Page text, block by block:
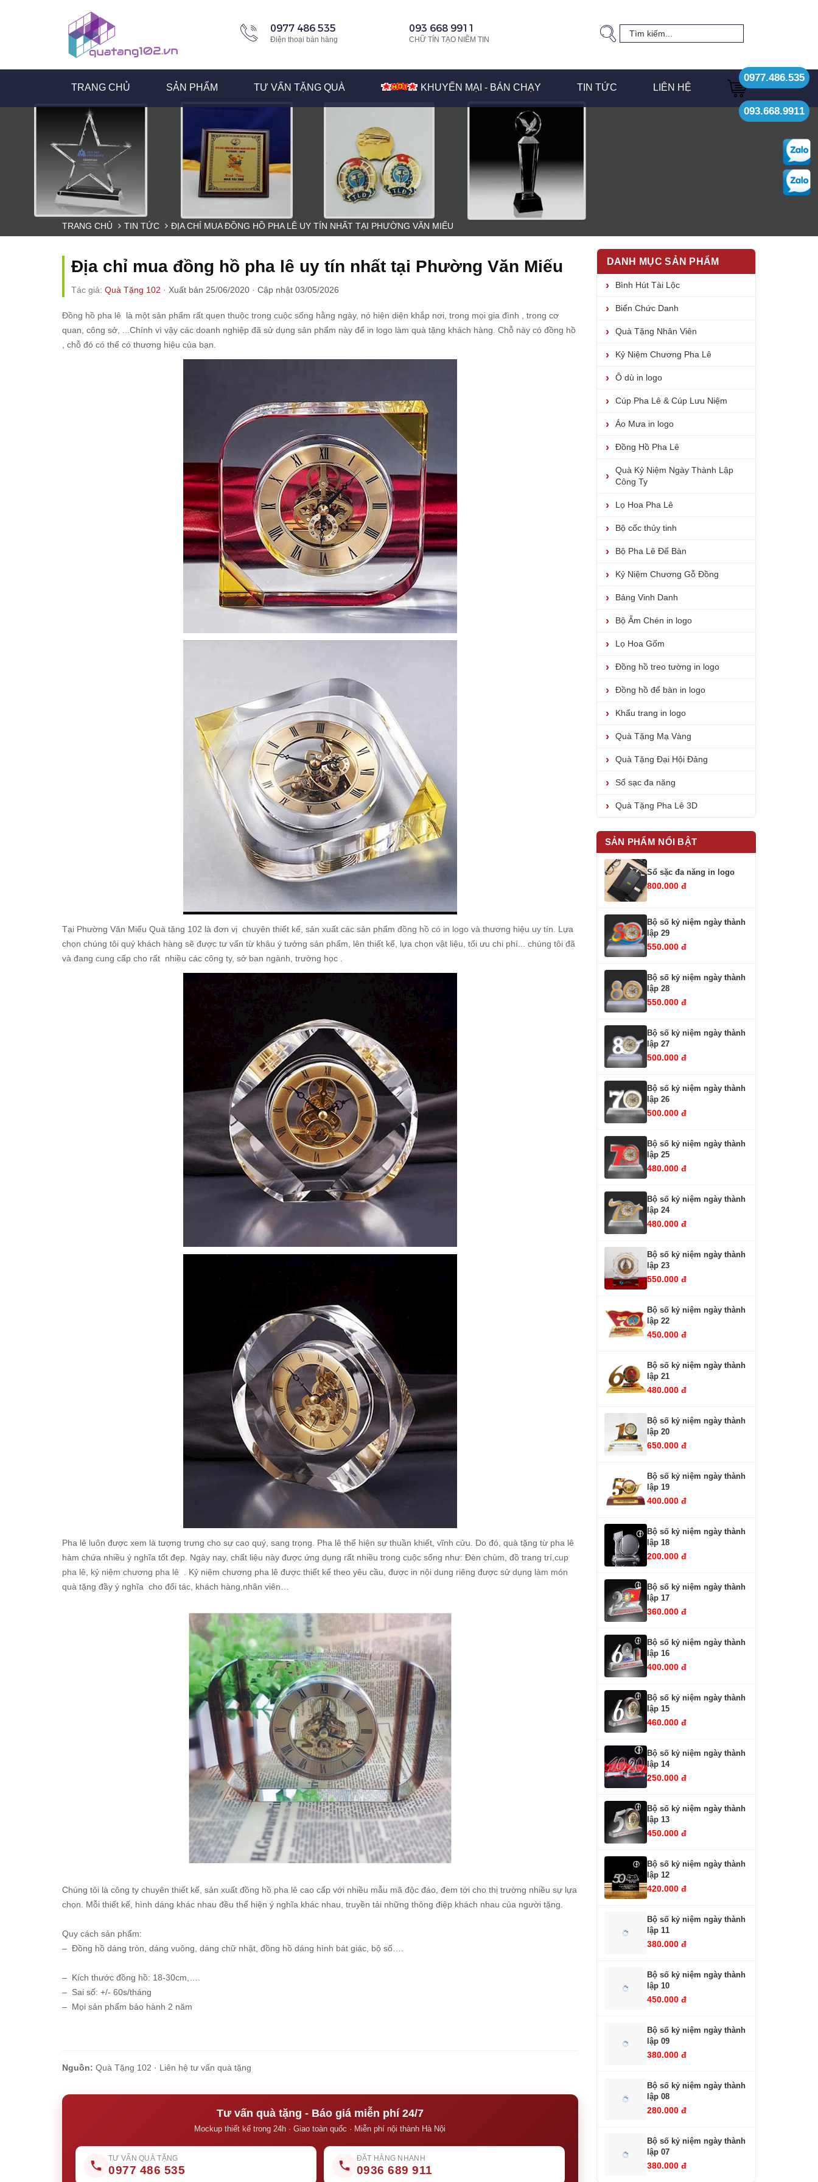
0977 486 535
Điện thoại bán hàng
093 668 9911
CHỮ TÍN TẠO NIỀM TIN
TRANG CHỦ SẢN PHẨM TƯ VẤN TẶNG QUÀ KHUYẾN MẠI - BÁN CHẠY TIN TỨC LIÊN HỆ
0977.486.535
093.668.9911
TRANG CHỦ TIN TỨC ĐỊA CHỈ MUA ĐỒNG HỒ PHA LÊ UY TÍN NHẤT TẠI PHƯỜNG VĂN MIẾU
Địa chỉ mua đồng hồ pha lê uy tín nhất tại Phường Văn Miếu
Tác giả: Quà Tặng 102 · Xuất bản 25/06/2020 · Cập nhật 03/05/2026
Đồng hồ pha lê là một sản phẩm rất quen thuộc trong cuộc sống hằng ngày, nó hiện diện khắp nơi, trong mọi gia đình , trong cơ
quan, công sở, ...Chính vì vậy các doanh nghiệp đã sử dụng sản phẩm này để in logo làm quà tặng khách hàng. Chỗ này có đồng hồ
, chỗ đó có thể có thương hiệu của bạn.
Tại Phường Văn Miếu Quà tặng 102 là đơn vị chuyên thiết kế, sản xuất các sản phẩm đồng hồ có in logo và thương hiệu uy tín. Lựa
chọn chúng tôi quý khách hàng sẽ được tư vấn từ khâu ý tưởng sản phẩm, lên thiết kế, lựa chọn vật liệu, tối ưu chi phí... chúng tôi đã
và đang cung cấp cho rất nhiều các công ty, sở ban ngành, trường học .
Pha lê luôn được xem là tượng trưng cho sự cao quý, sang trọng. Pha lê thể hiện sự thuần khiết, vĩnh cửu. Do đó, quà tặng từ pha lê
hàm chứa nhiều ý nghĩa tốt đẹp. Ngày nay, chất liệu này được ứng dụng rất nhiều trong cuộc sống như: Đèn chùm, đồ trang trí, cup
pha lê
kỷ niệm chương pha lê . Kỷ niệm chương pha lê được thiết kế theo yêu cầu, được in nội dung riêng được sử dụng làm món
quà tặng đầy ý nghĩa cho đối tác, khách hàng,nhân viên…
Chúng tôi là công ty chuyên thiết kế, sản xuất đồng hồ pha lê cao cấp với nhiều mẫu mã độc đáo, đem tới cho thị trường nhiều sự lựa
chọn. Mỗi thiết kế, hình dáng khác nhau đều thể hiện ý nghĩa khác nhau, truyền tải những thông điệp khách nhau của người tặng.
Quy cách sản phẩm:
– Đồng hồ dáng tròn, dáng vuông, dáng chữ nhật, đồng hồ dáng hình bát giác, bộ số….
– Kích thước đồng hồ: 18-30cm,….
– Sai số: +/- 60s/tháng
– Mọi sản phẩm bảo hành 2 năm
Nguồn: Quà Tặng 102 · Liên hệ tư vấn quà tặng
Tư vấn quà tặng - Báo giá miễn phí 24/7
Mockup thiết kế trong 24h · Giao toàn quốc · Miễn phí nội thành Hà Nội
TƯ VẤN QUÀ TẶNG
0977 486 535
ĐẶT HÀNG NHANH
0936 689 911
DANH MỤC SẢN PHẨM
Bình Hút Tài Lộc
Biển Chức Danh
Quà Tặng Nhân Viên
Kỷ Niệm Chương Pha Lê
Ô dù in logo
Cúp Pha Lê & Cúp Lưu Niệm
Áo Mưa in logo
Đồng Hồ Pha Lê
Quà Kỷ Niệm Ngày Thành Lập
Công Ty
Lọ Hoa Pha Lê
Bộ cốc thủy tinh
Bộ Pha Lê Để Bàn
Kỷ Niệm Chương Gỗ Đồng
Bảng Vinh Danh
Bộ Ấm Chén in logo
Lọ Hoa Gốm
Đồng hồ treo tường in logo
Đồng hồ để bàn in logo
Khẩu trang in logo
Quà Tặng Mạ Vàng
Quà Tặng Đại Hội Đảng
Sổ sạc đa năng
Quà Tặng Pha Lê 3D
SẢN PHẨM NỔI BẬT
Sổ sặc đa năng in logo
800.000 đ
Bộ số kỷ niệm ngày thành
lập 29
550.000 đ
Bộ số kỷ niệm ngày thành
lập 28
550.000 đ
Bộ số kỷ niệm ngày thành
lập 27
500.000 đ
Bộ số kỷ niệm ngày thành
lập 26
500.000 đ
Bộ số kỷ niệm ngày thành
lập 25
480.000 đ
Bộ số kỷ niệm ngày thành
lập 24
480.000 đ
Bộ số kỷ niệm ngày thành
lập 23
550.000 đ
Bộ số kỷ niệm ngày thành
lập 22
450.000 đ
Bộ số kỷ niệm ngày thành
lập 21
480.000 đ
Bộ số kỷ niệm ngày thành
lập 20
650.000 đ
Bộ số kỷ niệm ngày thành
lập 19
400.000 đ
Bộ số kỷ niệm ngày thành
lập 18
200.000 đ
Bộ số kỷ niệm ngày thành
lập 17
360.000 đ
Bộ số kỷ niệm ngày thành
lập 16
400.000 đ
Bộ số kỷ niệm ngày thành
lập 15
460.000 đ
Bộ số kỷ niệm ngày thành
lập 14
250.000 đ
Bộ số kỷ niệm ngày thành
lập 13
450.000 đ
Bộ số kỷ niệm ngày thành
lập 12
420.000 đ
Bộ số kỷ niệm ngày thành
lập 11
380.000 đ
Bộ số kỷ niệm ngày thành
lập 10
450.000 đ
Bộ số kỷ niệm ngày thành
lập 09
380.000 đ
Bộ số kỷ niệm ngày thành
lập 08
280.000 đ
Bộ số kỷ niệm ngày thành
lập 07
380.000 đ